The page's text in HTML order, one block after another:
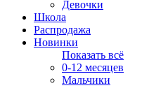
Девочки
Школа
Распродажа
Новинки
Показать всё
0-12 месяцев
Мальчики